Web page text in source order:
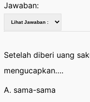
Jawaban:
Setelah diberi uang
mengucapkan….
A. sama-sama